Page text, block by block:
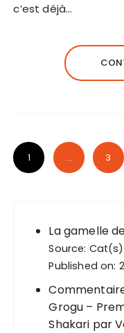
c’est déjà…
P
a
1 … 3
La gamelle
Source:
Published on:
Grogu –
Shakari par